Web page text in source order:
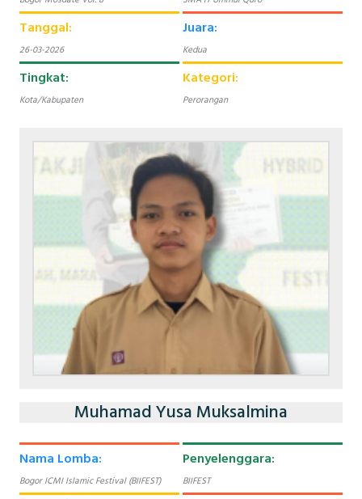
Tanggal:
26-03-2026
Juara:
Kedua
Tingkat:
Kota/Kabupaten
Kategori:
Perorangan
Muhamad Yusa Muksalmina
Nama Lomba:
Bogor ICMI Islamic Festival (BIIFEST)
Penyelenggara:
BIIFEST